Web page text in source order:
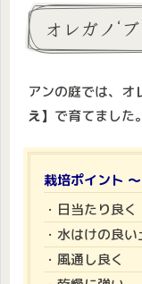
オレガノ‘
アンの庭では、オ
え】 で育てました。
栽培ポイント
・日当たり良
・水はけの良い
・風通し良く